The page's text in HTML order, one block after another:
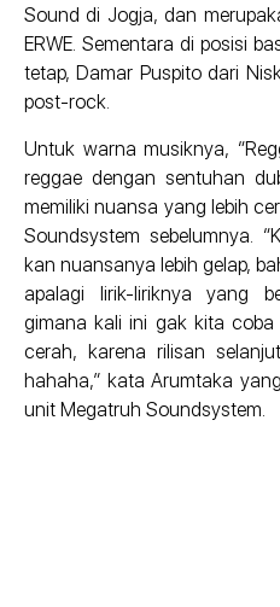
Sound di Jogja, dan
ERWE. Sementara di posisi
tetap, Damar Puspito dari
post-rock.
Untuk warna musiknya,
reggae dengan sentuhan
memiliki nuansa yang lebih
Soundsystem sebelumnya.
kan nuansanya lebih gelap,
apalagi lirik-liriknya yang
gimana kali ini gak kita
cerah, karena rilisan
hahaha,” kata Arumtaka
unit Megatruh Soundsystem.